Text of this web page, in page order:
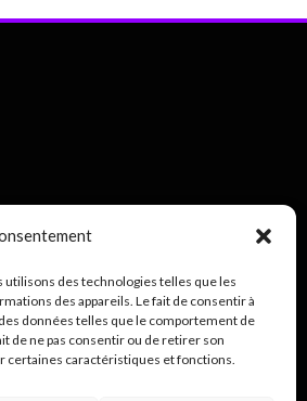
des technologies telles que les
des appareils. Le fait de consentir à
données telles que le comportement de
de ne pas consentir ou de retirer son
certaines caractéristiques et fonctions.